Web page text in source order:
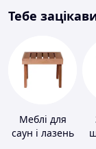
Тебе
Меблі для
саун і лазень